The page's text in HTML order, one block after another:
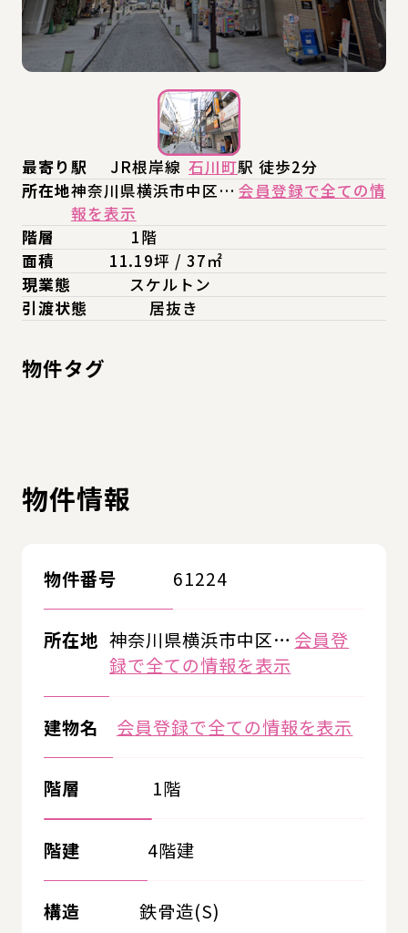
最寄り駅 JR根岸線 石川町駅 徒歩2分
所在地神奈川県横浜市中区… 会員登録で全ての情
報を表示
階層
1階
面積
11.19坪 / 37㎡
現業態
スケルトン
引渡状態
居抜き
物件タグ
物件情報
物件番号 61224
所在地 神奈川県横浜市中区… 会員登
録で全ての情報を表示
建物名 会員登録で全ての情報を表示
階層 1階
階建 4階建
構造 鉄骨造(S)